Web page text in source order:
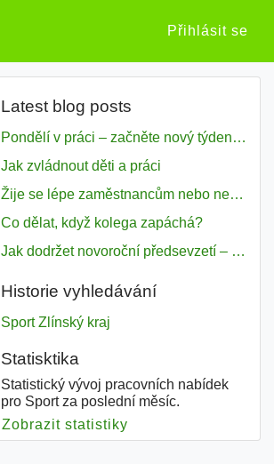
Přihlásit se
Latest blog posts
Pondělí v práci – začněte nový týden s motivací
Jak zvládnout děti a práci
Žije se lépe zaměstnancům nebo nezavislým pracovníkům
Co dělat, když kolega zapáchá?
Jak dodržet novoroční předsevzetí – naše tipy pro dobrý začátek roku 2018
Historie vyhledávání
Sport Zlínský kraj
Statisktika
Statistický vývoj pracovních nabídek
pro Sport za poslední měsíc.
Zobrazit statistiky